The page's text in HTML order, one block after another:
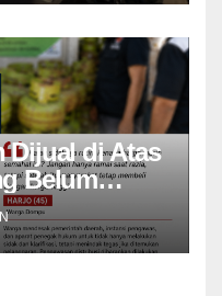
Dijual di Atas
Belum